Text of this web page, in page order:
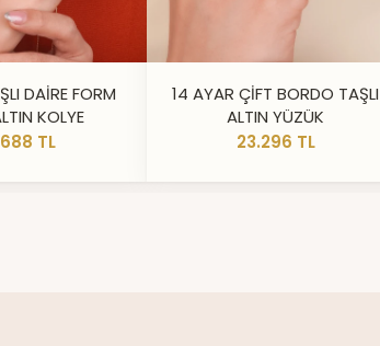
DAİRE FORM
KOLYE
TL
14 AYAR ÇİFT BORDO TAŞLI
ALTIN YÜZÜK
23.296 TL